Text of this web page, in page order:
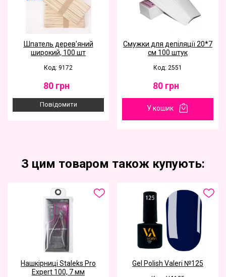
Шпатель дерев'яний
широкий, 100 шт
Код: 9172
80 грн
Повідомити
Смужки для депіляції 20*7
см 100 штук
Код: 2551
80 грн
У кошик
З цим товаром також купують:
Нашкірниці Staleks Pro
Expert 100, 7 мм
Gel Polish Valeri №125